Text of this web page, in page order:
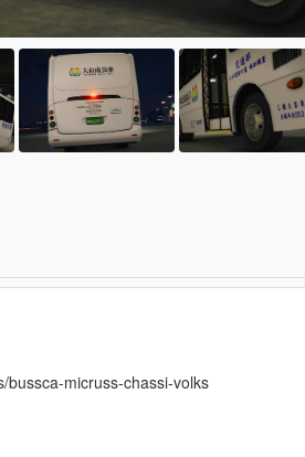
micruss-chassi-volks